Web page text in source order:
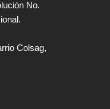
No.
Colsag,